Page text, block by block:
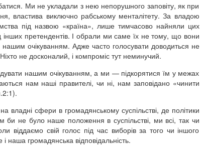
Ми не укладали з нею непорушного заповіту, як при
виключно рабському менталітету. За владою
під назвою «країна», лише тимчасово найняли цих
претендентів. І обрали ми саме їх не тому, що вони
очікуванням. Адже часто голосувати доводиться не
не досконалий, і компроміс тут неминучий.
нашим очікуванням, а ми — підкорятися їм у межах
нам наші правителі, чи ні, нам заповідано «чинити
сфери в громадянському суспільстві, де політики
не було наше положення в суспільстві, ми всі, так чи
віддаємо свій голос під час виборів за того чи іншого
громадянська відповідальність.